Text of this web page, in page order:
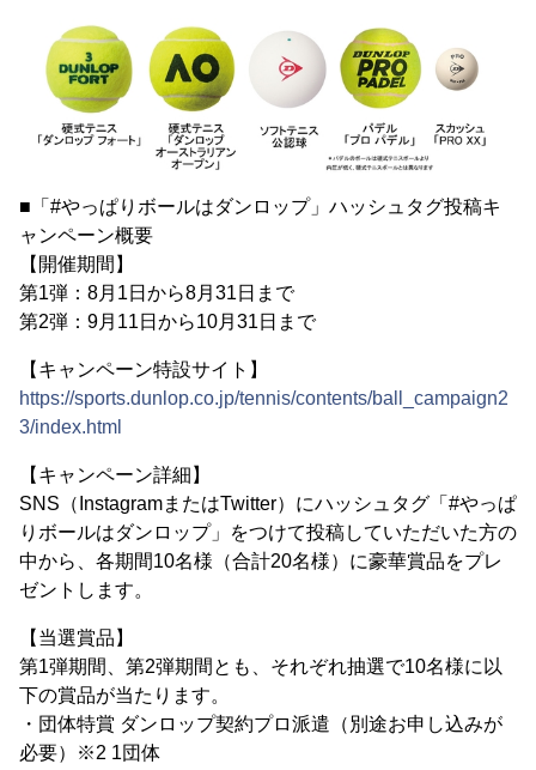
■「#やっぱりボールはダンロップ」ハッシュタグ投稿キ
ャンペーン概要
【開催期間】
第1弾：8月1日から8月31日まで
第2弾：9月11日から10月31日まで
【キャンペーン特設サイト】
https://sports.dunlop.co.jp/tennis/contents/ball_campaign2
3/index.html
【キャンペーン詳細】
SNS（InstagramまたはTwitter）にハッシュタグ「#やっぱ
りボールはダンロップ」をつけて投稿していただいた方の
中から、各期間10名様（合計20名様）に豪華賞品をプレ
ゼントします。
【当選賞品】
第1弾期間、第2弾期間とも、それぞれ抽選で10名様に以
下の賞品が当たります。
・団体特賞 ダンロップ契約プロ派遣（別途お申し込みが
必要）※2 1団体